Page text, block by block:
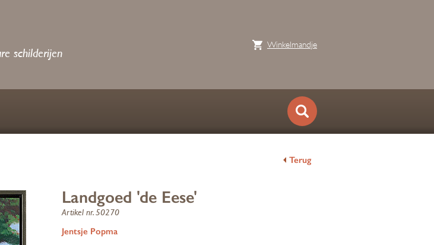
schilderijen
Winkelmandje
Terug
Landgoed 'de Eese'
Artikel nr. 50270
Jentsje Popma